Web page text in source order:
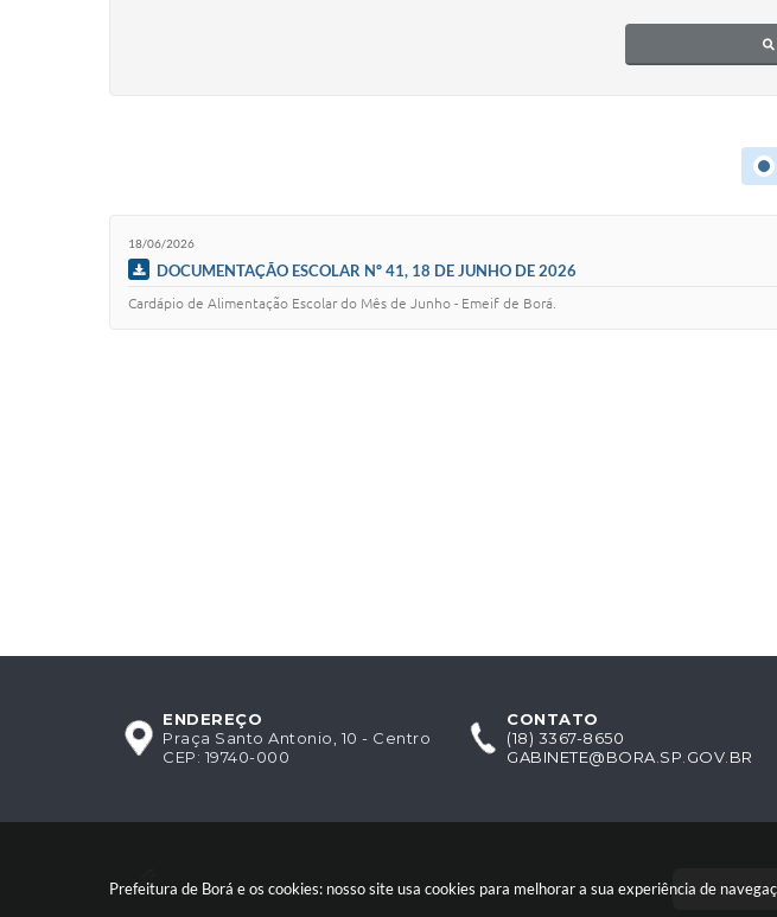
Prefeitura de Borá e os cookies: nosso site usa cookies para melhorar a sua experiência de
18/06/2026
DOCUMENTAÇÃO ESCOLAR Nº 41, 18 DE JUNHO DE 2026
Cardápio de Alimentação Escolar do Mês de Junho - Emeif de Borá.
ENDEREÇO
Praça Santo Antonio, 10 - Centro
CEP: 19740-000
CONTATO
(18) 3367-8650
GABINETE@BORA.SP.GOV.BR
Acompanhe-nos! CIDADÃO